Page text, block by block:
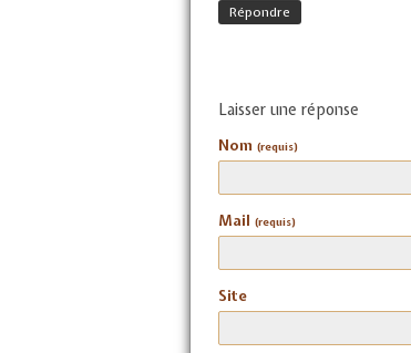
Répondre
Laisser une réponse
Nom (requis)
Mail (requis)
Site